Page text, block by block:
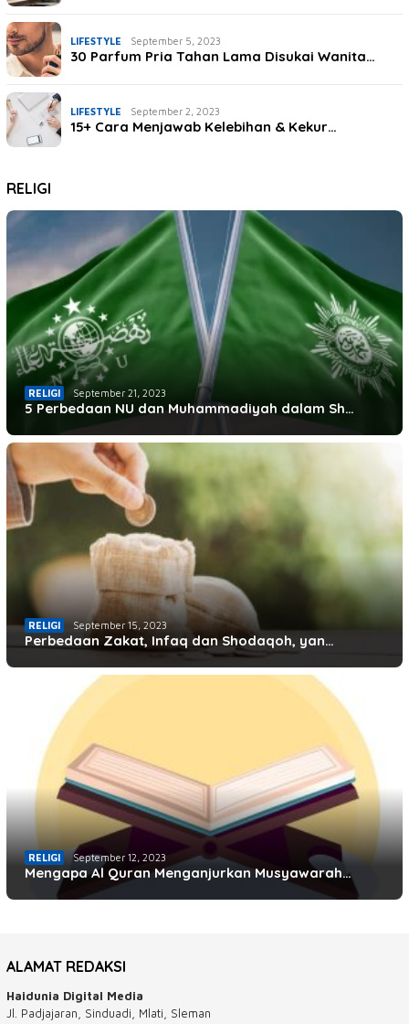
LIFESTYLE September 5, 2023
30 Parfum Pria Tahan Lama Disukai Wanita…
LIFESTYLE September 2, 2023
15+ Cara Menjawab Kelebihan & Kekur…
RELIGI
RELIGI September 21, 2023
5 Perbedaan NU dan Muhammadiyah dalam Sh…
RELIGI September 15, 2023
Perbedaan Zakat, Infaq dan Shodaqoh, yan…
RELIGI September 12, 2023
Mengapa Al Quran Menganjurkan Musyawarah…
ALAMAT REDAKSI
Haidunia Digital Media
Jl. Padjajaran, Sinduadi, Mlati, Sleman